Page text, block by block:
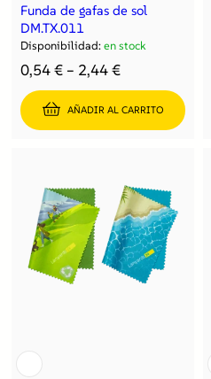
Funda de gafas de sol
DM.TX.011
Disponibilidad:en stock
0,54€ – 2,44€
AÑADIR AL CARRITO